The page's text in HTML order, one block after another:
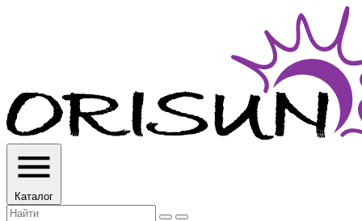
Каталог